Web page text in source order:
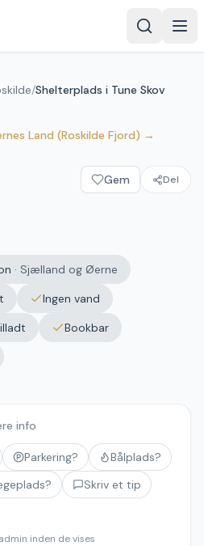
/Shelterplads i Tune Skov
Land (Roskilde Fjord) →
Skov
Gem Del
· Sjælland og Øerne
Ingen vand
Bookbar
info
Parkering?
Bålplads?
Skriv et tip
inden de vises